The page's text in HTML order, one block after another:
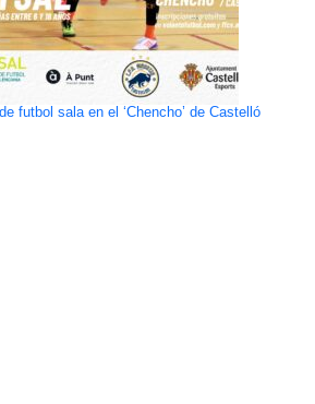
futbol sala en el ‘Chencho’ de Castelló